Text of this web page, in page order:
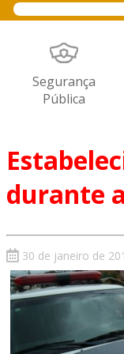
Segurança
Pública
durante
30 de janeiro de